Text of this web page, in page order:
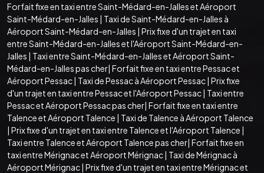
Forfait fixe en taxi entre Saint-Médard-en-Jalles et Aéroport
Saint-Médard-en-Jalles | Taxi de Saint-Médard-en-Jalles à
Aéroport Saint-Médard-en-Jalles | Prix fixe d'un trajet en taxi
entre Saint-Médard-en-Jalles et l'Aéroport Saint-Médard-en-
Jalles | Taxi entre Saint-Médard-en-Jalles et Aéroport Saint-
Médard-en-Jalles pas cher| Forfait fixe en taxi entre Pessac et
Aéroport Pessac| Taxi de Pessac à Aéroport Pessac| Prix fixe
d'un trajet en taxi entre Pessac et l'Aéroport Pessac| Taxi entre
Pessac et Aéroport Pessac pas cher| Forfait fixe en taxi entre
Talence et Aéroport Talence | Taxi de Talence à Aéroport Talence
| Prix fixe d'un trajet en taxi entre Talence et l'Aéroport Talence |
Taxi entre Talence et Aéroport Talence pas cher| Forfait fixe en
taxi entre Mérignac et Aéroport Mérignac| Taxi de Mérignac à
Aéroport Mérignac| Prix fixe d'un trajet en taxi entre Mérignac et